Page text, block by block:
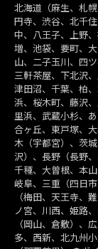
北海道（麻生、札
円寺、渋谷、北千
中、八王子、上野
増、池袋、要町、
山、二子玉川、四
三軒茶屋、下北沢
津田沼、千葉、柏
浜、桜木町、藤沢
里浜、武蔵小杉、
合ヶ丘、東戸塚、
木（宇都宮）、茨
沢）、長野（長野
千種、大曽根、本
岐阜、三重（四日
（梅田、天王寺、
ノ宮、川西、姫路
（岡山、倉敷）、
多、西新、北九州